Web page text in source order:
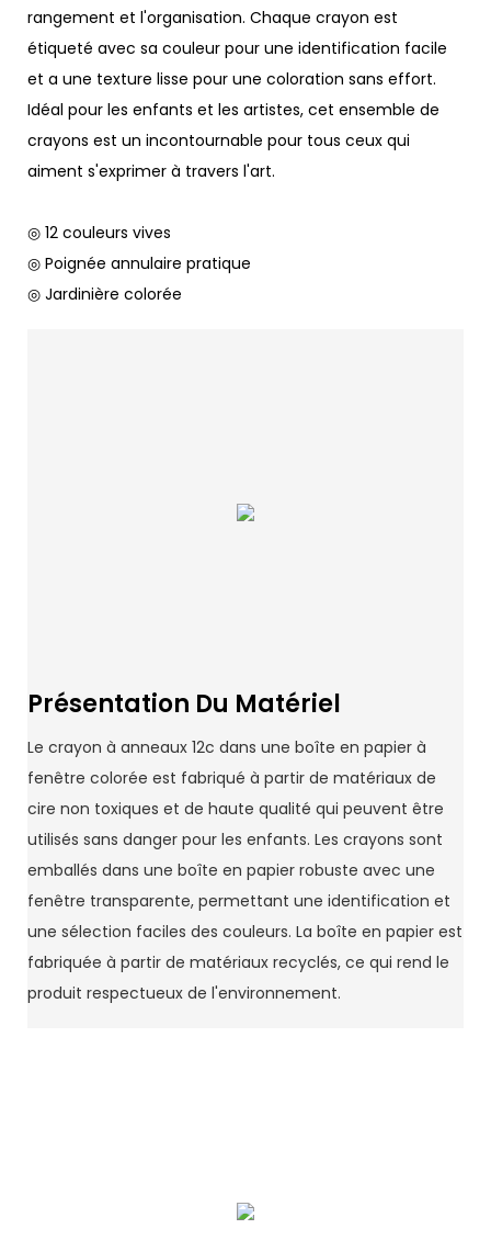
rangement et l'organisation. Chaque crayon est
étiqueté avec sa couleur pour une identification facile
et a une texture lisse pour une coloration sans effort.
Idéal pour les enfants et les artistes, cet ensemble de
crayons est un incontournable pour tous ceux qui
aiment s'exprimer à travers l'art.
◎ 12 couleurs vives
◎ Poignée annulaire pratique
◎ Jardinière colorée
Présentation Du Matériel
Le crayon à anneaux 12c dans une boîte en papier à
fenêtre colorée est fabriqué à partir de matériaux de
cire non toxiques et de haute qualité qui peuvent être
utilisés sans danger pour les enfants. Les crayons sont
emballés dans une boîte en papier robuste avec une
fenêtre transparente, permettant une identification et
une sélection faciles des couleurs. La boîte en papier est
fabriquée à partir de matériaux recyclés, ce qui rend le
produit respectueux de l'environnement.